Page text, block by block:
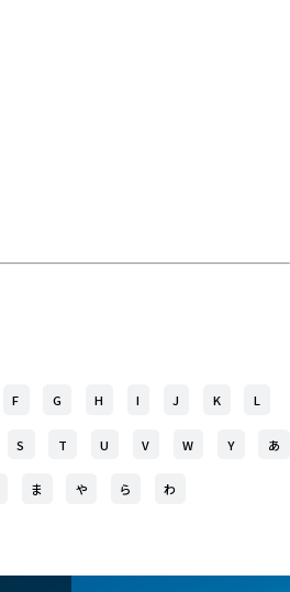
F G H I J K L
S T U V W Y あ
ま や ら わ